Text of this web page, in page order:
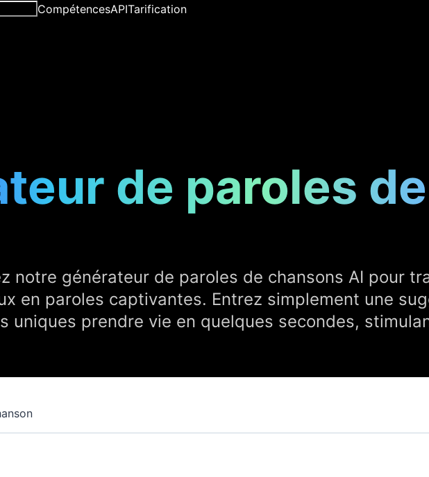
CompétencesAPITarification
de paroles
notre générateur de paroles de chansons AI pour
en paroles captivantes. Entrez simplement une
uniques prendre vie en quelques secondes,